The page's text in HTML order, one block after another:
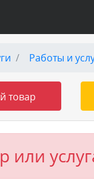
Работы и
товар
или